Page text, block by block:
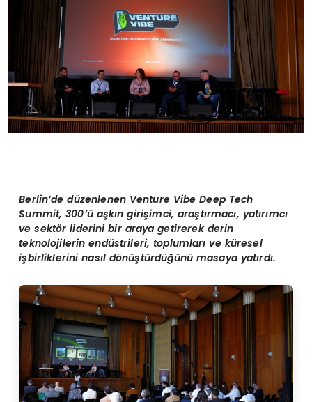
Berlin’de düzenlenen Venture Vibe Deep Tech
Summit, 300’ü aşkın girişimci, araştırmacı, yatırımcı
ve sektör liderini bir araya getirerek derin
teknolojilerin endüstrileri, toplumlarıve küresel
işbirliklerini nasıl dönüştürdüğünü masaya yatırdı.